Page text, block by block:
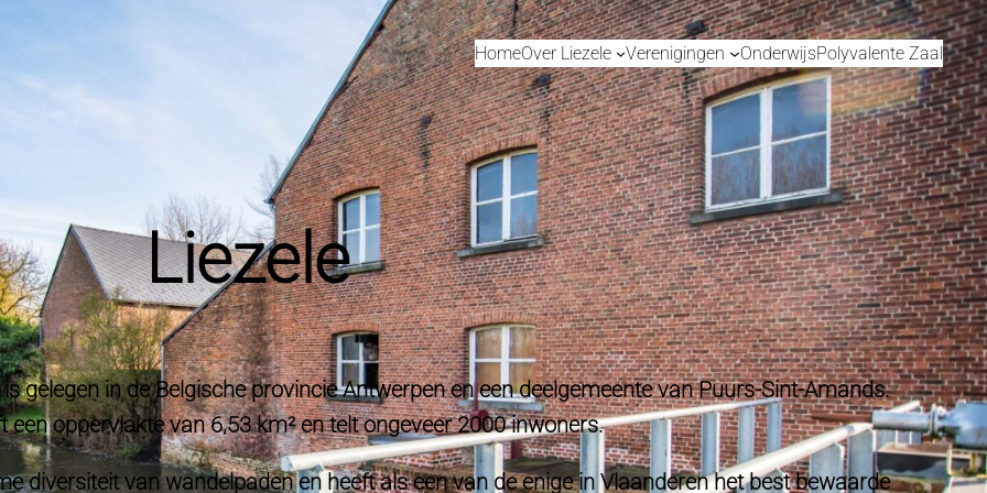
HomeOver Liezele Verenigingen OnderwijsPolyvalente Zaal
Liezele
gelegen in de Belgische provincie Antwerpen en een deelgemeente van Puurs-Sint-Amands.
een oppervlakte van 6,53 km² en telt ongeveer 2000 inwoners.
diversiteit van wandelpaden en heeft als een van de enige in Vlaanderen het best bewaarde